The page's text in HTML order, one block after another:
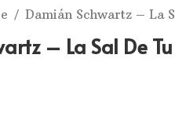
/ Damián Schwartz ‎– La
‎– La Sal De